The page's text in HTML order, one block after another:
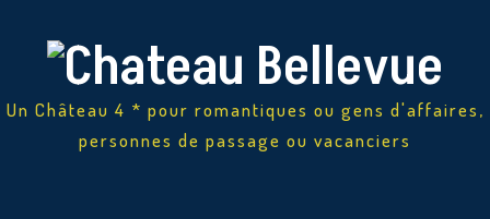
Un Château 4 * pour romantiques ou gens d'affaires,
personnes de passage ou vacanciers